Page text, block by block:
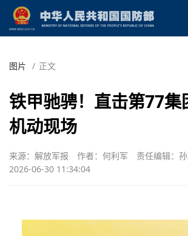
图片 / 正文
铁甲驰骋！直击第77集
机动现场
来源：解放军报 作者：何利军
责任编辑：
2026-06-30 11:34:04